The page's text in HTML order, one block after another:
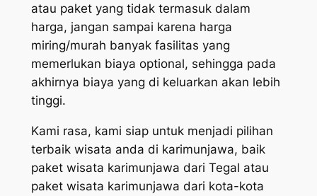
atau paket yang tidak termasuk dalam
harga, jangan sampai karena harga
miring/murah banyak fasilitas yang
memerlukan biaya optional, sehingga pada
akhirnya biaya yang di keluarkan akan lebih
tinggi.
Kami rasa, kami siap untuk menjadi pilihan
terbaik wisata anda di karimunjawa, baik
paket wisata karimunjawa dari Tegal atau
paket wisata karimunjawa dari kota-kota